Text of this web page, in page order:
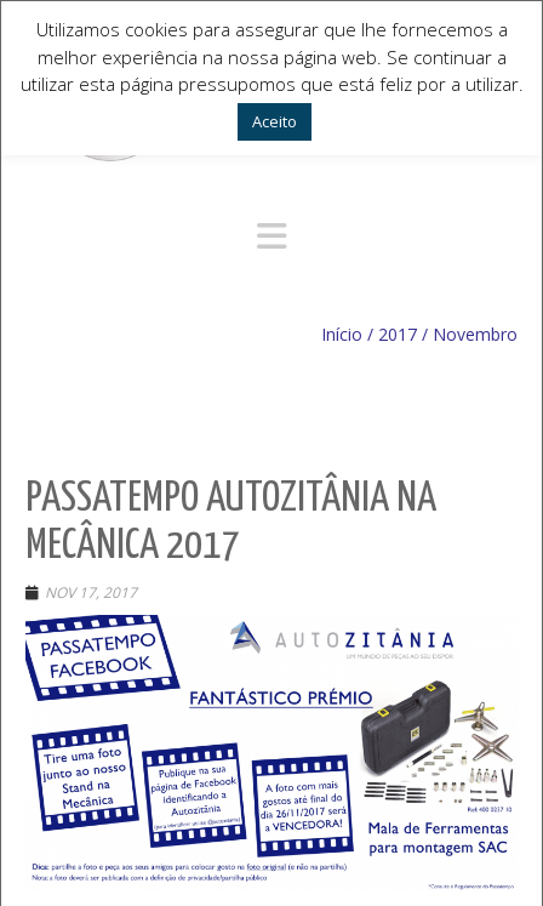
Navegação Alternativa
Início / 2017 / Novembro
PASSATEMPO AUTOZITÂNIA NA
MECÂNICA 2017
NOV 17, 2017
Utilizamos cookies para assegurar que lhe fornecemos a
melhor experiência na nossa página web. Se continuar a
utilizar esta página pressupomos que está feliz por a utilizar.
Aceito